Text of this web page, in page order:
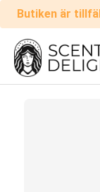
Butiken är
Alla
parfymer